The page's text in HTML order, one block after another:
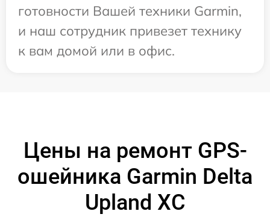
готовности Вашей техники Garmin,
и наш сотрудник привезет технику
к вам домой или в офис.
Цены на ремонт GPS-
ошейника Garmin Delta
Upland XC